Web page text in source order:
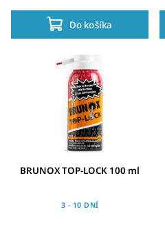
Do košíka
BRUNOX TOP-LOCK 100 ml
3 - 10 DNÍ